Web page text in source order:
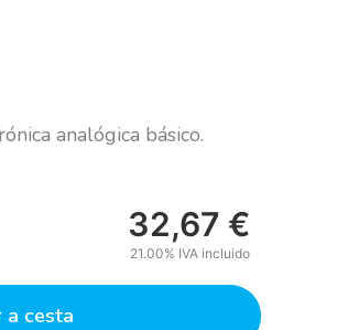
analógica básico.
32,67 €
21.00% IVA incluido
a cesta